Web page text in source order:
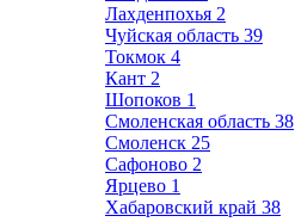
Лахденпохья 2
Чуйская область 39
Токмок 4
Кант 2
Шопоков 1
Смоленская область 38
Смоленск 25
Сафоново 2
Ярцево 1
Хабаровский край 38